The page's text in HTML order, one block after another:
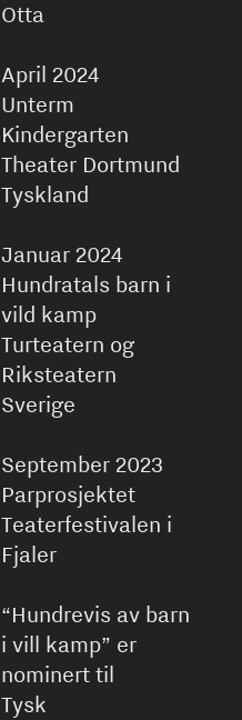
Otta
April 2024
Unterm
Kindergarten
Theater Dortmund
Tyskland
Januar 2024
Hundratals barn i
vild kamp
Turteatern og
Riksteatern
Sverige
September 2023
Parprosjektet
Teaterfestivalen i
Fjaler
“Hundrevis av barn
i vill kamp” er
nominert til
Tysk